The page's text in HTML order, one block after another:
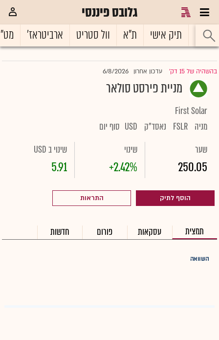
גלובס פיננסי
ראשי תיק אישי ת"א וול סטריט ארביטראז'
בהשהיה של 15 דק' |עדכון אחרון 6/8/2026
מניית פירסט סולאר
First Solar
מניה FSLR נאסד"ק USD סוף יום
שער
250.05
שינוי
+2.42%
שינוי ב USD
5.91
הוסף לתיק התראות
תמצית עסקאות פורום חדשות
השוואה